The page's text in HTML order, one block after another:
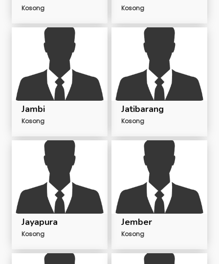
Kosong Kosong
Jambi
Kosong
Jatibarang
Kosong
Jayapura
Kosong
Jember
Kosong